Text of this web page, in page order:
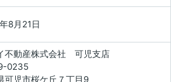
8月21日
不動産株式会社 可児支店
0235
可児市桜ケ丘７丁目9